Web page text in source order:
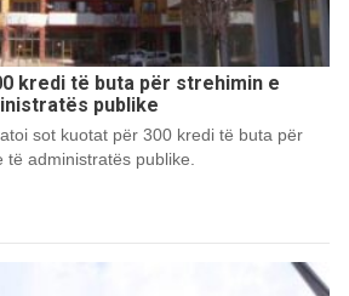
kredi të buta për strehimin e
publike
sot kuotat për 300 kredi të buta për
administratës publike.